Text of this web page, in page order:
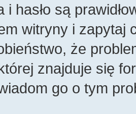
i hasło są
witryny i
że
znajduje się
go o tym